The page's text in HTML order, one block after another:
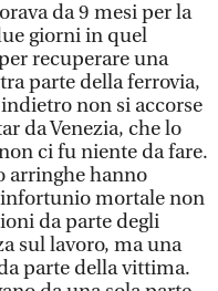
da 9 mesi per la
giorni in quel
recuperare una
parte della ferrovia,
non si accorse
da Venezia, che lo
ci fu niente da fare.
arringhe hanno
mortale non
da parte degli
sul lavoro, ma una
parte della vittima.